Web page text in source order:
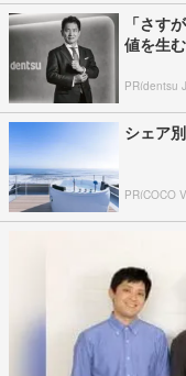
「さす
値を生
PR(dentsu
シェア
PR(COCO